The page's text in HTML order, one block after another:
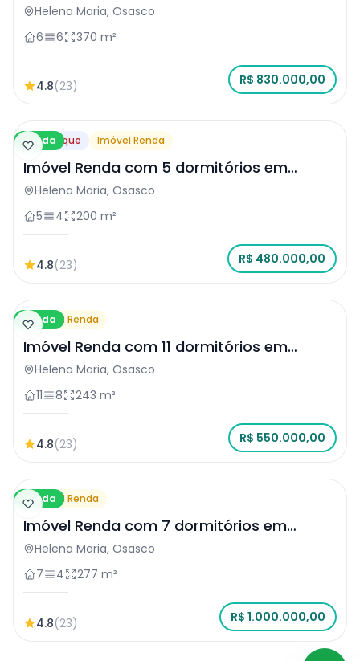
Osasco
Helena Maria, Osasco
6
6 370 m²
4.8(23) R$ 830.000,00
Venda
Destaque Imóvel Renda
Imóvel Renda com 5 dormitórios em
Osasco
Helena Maria, Osasco
5
4 200 m²
4.8(23) R$ 480.000,00
Venda
Imóvel Renda
Imóvel Renda com 11 dormitórios em
Osasco
Helena Maria, Osasco
11
8 243 m²
4.8(23) R$ 550.000,00
Venda
Imóvel Renda
Imóvel Renda com 7 dormitórios em
Osasco
Helena Maria, Osasco
7
4 277 m²
4.8(23) R$ 1.000.000,00